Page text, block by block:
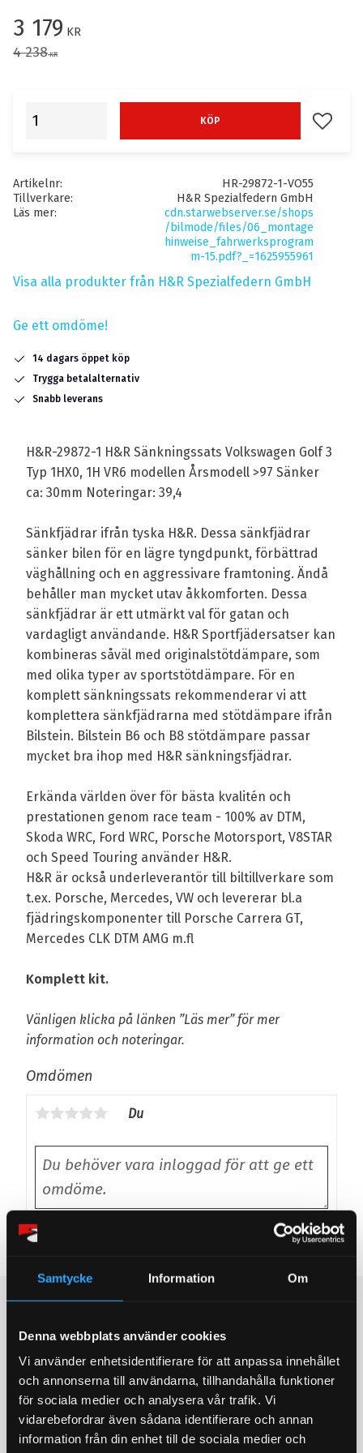
Samtycke Information Om
Denna webbplats använder cookies
Vi använder enhetsidentifierare för att anpassa innehållet
och annonserna till användarna, tillhandahålla funktioner
för sociala medier och analysera vår trafik. Vi
vidarebefordrar även sådana identifierare och annan
information från din enhet till de sociala medier och
Nedsatt pris:
3 179 KR
Ordinarie pris:
4 238KR
KÖP Lägg
Artikelnr
HR-29872-1-VO55
Tillverkare
H&R Spezialfedern GmbH
Läs mer
cdn.starwebserver.se/shops
/bilmode/files/06_montage
hinweise_fahrwerksprogram
m-15.pdf?_=1625955961
Visa alla produkter från H&R Spezialfedern GmbH
Ge ett omdöme!
14 dagars öppet köp
Trygga betalalternativ
Snabb leverans
H&R-29872-1 H&R Sänkningssats Volkswagen Golf 3
Typ 1HX0, 1H VR6 modellen Årsmodell >97 Sänker
ca: 30mm Noteringar: 39,4
Sänkfjädrar ifrån tyska H&R. Dessa sänkfjädrar
sänker bilen för en lägre tyngdpunkt, förbättrad
väghållning och en aggressivare framtoning. Ändå
behåller man mycket utav åkkomforten. Dessa
sänkfjädrar är ett utmärkt val för gatan och
vardagligt användande. H&R Sportfjädersatser kan
kombineras såväl med originalstötdämpare, som
med olika typer av sportstötdämpare. För en
komplett sänkningssats rekommenderar vi att
komplettera sänkfjädrarna med stötdämpare ifrån
Bilstein. Bilstein B6 och B8 stötdämpare passar
mycket bra ihop med H&R sänkningsfjädrar.
Erkända världen över för bästa kvalitén och
prestationen genom race team - 100% av DTM,
Skoda WRC, Ford WRC, Porsche Motorsport, V8STAR
och Speed Touring använder H&R.
H&R är också underleverantör till biltillverkare som
t.ex. Porsche, Mercedes, VW och levererar bl.a
fjädringskomponenter till Porsche Carrera GT,
Mercedes CLK DTM AMG m.fl
Komplett kit.
Vänligen klicka på länken ”Läs mer” för mer
information och noteringar.
Omdömen
Du
Populära produkter
STORSÄLJARE! STORSÄLJARE!